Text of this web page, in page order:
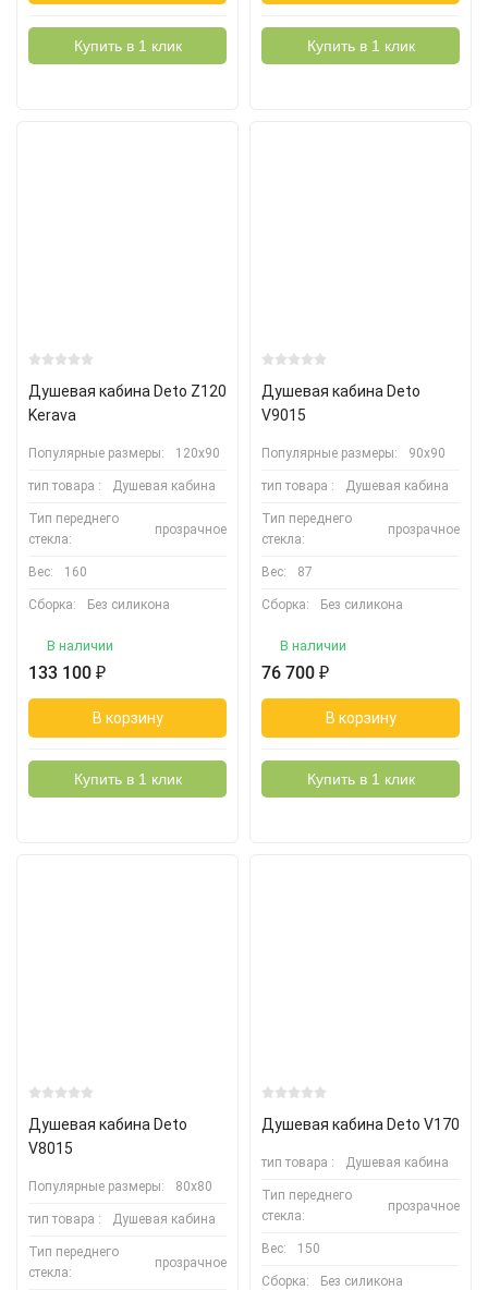
Купить в 1 клик Купить в 1 клик
Душевая кабина Deto Z120
Kerava
Популярные размеры: 120х90
тип товара : Душевая кабина
Тип переднего
стекла:
прозрачное
Вес: 160
Сборка: Без силикона
В наличии
133 100 ₽
В корзину
Купить в 1 клик
Душевая кабина Deto
V9015
Популярные размеры: 90х90
тип товара : Душевая кабина
Тип переднего
стекла:
прозрачное
Вес: 87
Сборка: Без силикона
В наличии
76 700 ₽
В корзину
Купить в 1 клик
Душевая кабина Deto
V8015
Популярные размеры: 80х80
тип товара : Душевая кабина
Тип переднего
стекла:
прозрачное
Душевая кабина Deto V170
тип товара : Душевая кабина
Тип переднего
стекла:
прозрачное
Вес: 150
Сборка: Без силикона